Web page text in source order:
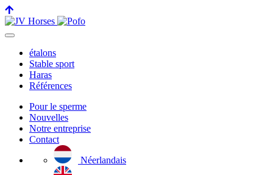
toggle
navigationétalons
Stable sport
Haras
Références
Pour le sperme
Nouvelles
Notre entreprise
Contact
Néerlandais